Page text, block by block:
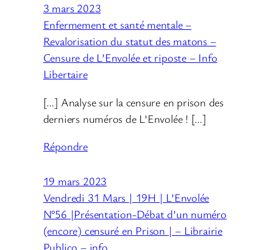
3 mars 2023
Enfermement et santé mentale –
Revalorisation du statut des matons –
Censure de L’Envolée et riposte – Info
Libertaire
[…] Analyse sur la censure en prison des
derniers numéros de L’Envolée ! […]
Répondre
19 mars 2023
Vendredi 31 Mars | 19H | L’Envolée
N°56 |Présentation-Débat d’un numéro
(encore) censuré en Prison | – Librairie
Publico – info